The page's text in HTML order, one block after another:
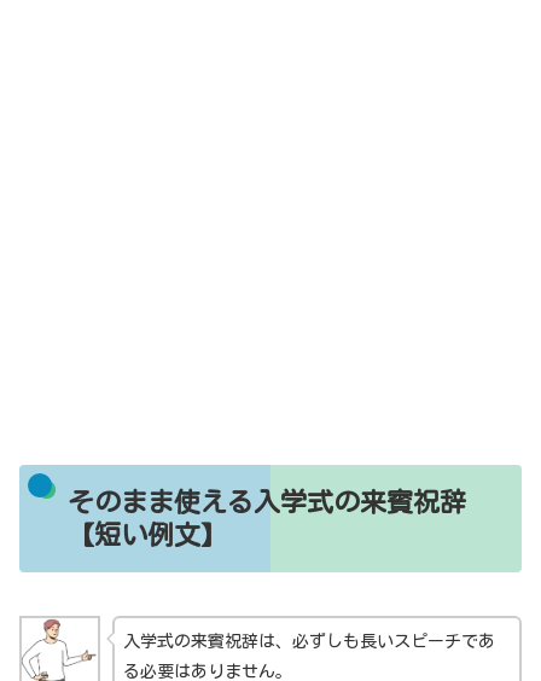
そのまま使える入学式の来賓祝辞
【短い例文】
入学式の来賓祝辞は、必ずしも長いスピーチであ
る必要はありません。